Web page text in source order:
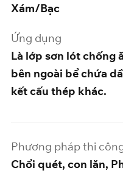
Xám/Bạc
Ứng dụng
Là lớp sơn lót chống
bên ngoài bể chứa
kết cấu thép khác.
Phương pháp thi
Chổi quét, con lăn,